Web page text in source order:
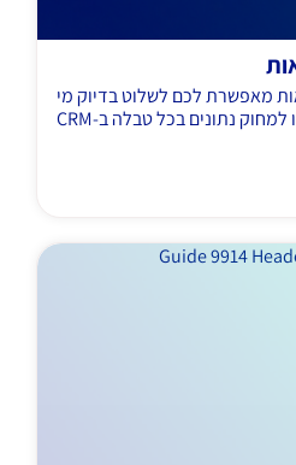
מאפשרת לכם לשלוט בדיוק מי
יכול לראות, ליצור, לערוך או למחוק נתונים בכל טבלה ב-CRM